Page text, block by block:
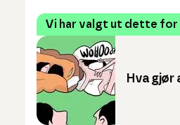
Vi har valgt ut dette for
Hva gjør